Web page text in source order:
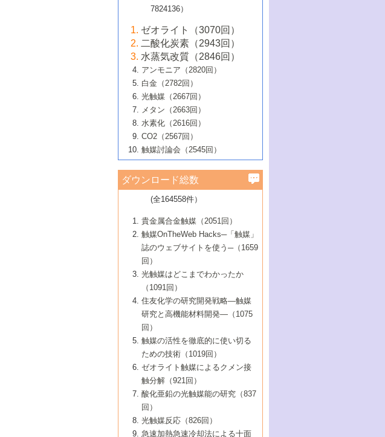
触媒技術
大学：オンライン・対面開催）
ライン開催(Zoom)のみ）
6号 メタン転換技術の最新動向
B号 第125回触媒討論会（2020年・工学
院大学）
5号 固体触媒による含窒素有機化合物変
換の最前線
6号 貴金属使用量低減に向けた自動車排
ガス浄化触媒の開発
B号 第123回触媒討論会（2019年・大阪
6号 非貴金属系触媒における電気化学的
B号 第121回触媒討論会（2018年・東京
大学）
ロセスへの適用
5号 水素のふるまいを解き明かす最先端
研究
6号 低級アルカンの有効利用のための触
媒技術
B号 第119回触媒討論会（2017年・首都
大学東京）
2号 リグニンからの化成品製造に向けた触
媒技術
3号 触媒研究の最先端～とびたて若き研究
者たち～（1）
4号 触媒研究の最先端～とびたて若き研究
者たち～（2）
5号 触媒研究の最先端～とびたて若き研究
者たち～（3）
6号 イオニクス材料と燃料電池・電解合成
の最新の研究動向
B号 第117回触媒討論会（2016年・大阪府
立大学）
2号 石油精製用触媒の最近の進展
3号 固体酸化物形燃料電池（SOFC）におけ
るアノード触媒上での燃料直接改質技術
4号 コアシェル構造の制御による触媒機能
5号 工業触媒およびその周辺技術の最近の
進歩
6号 ナノシート
B号 第115回触媒討論会（2015年・成蹊大
2号 光触媒反応機構に関する最新の研究動
向
開発動向
4号 人工光合成に向けた近年のアプローチ
5号 未利用熱エネルギーの有効活用に貢献
する触媒技術
6号 ポリオキソメタレート
B号 第113回触媒討論会（2014年・ロワジ
ールホテル豊橋）
1号 高耐久性燃料電池システム用触媒にお
ける新展開
2号 リビングラジカル重合の最近の動向
3号 天然ガスの化学工業的展開に関する触
媒技術
4号 貴金属触媒の精密構造制御とその活用
5号 バイオマス化成品製造のための固体触
6号 ナノ空間─吸着状態解析から新機能開拓
B号 第111回触媒討論会（2013年・関西大
▼54巻（2012年）
1号 規則性多孔体の利用技術における最近
の進歩
2号 第109回触媒討論会
3号 貴金属低減技術の最新動向
4号 貴金属代替技術の最新動向
5号 光触媒による物質変換反応の新展開
6号 グラフェン
7号 水素を利用する化成品合成の新潮流
▼53巻（2011年）
1号 金属学から見る合金触媒の新展開
2号 第107回触媒討論会
3号 触媒のその場観察法の進歩（１）
4号 触媒のその場観察法の進歩（２）
5号 不活性結合の触媒的活性化による有機
合成
6号 新しい固体酸触媒技術
7号 ゼオライト合成における最近の進歩
▼52巻（2010年）
1号 触媒の劣化対策と長寿命触媒開発
2号 第105回触媒討論会
3号 ナノ構造が拓く新機能
4号 活性サイトおよびその環境の精密な設
計による触媒の高機能化
5号 触媒を有効に使うための技術
7号 有機分子触媒による精密有機合成
8号 高機能化ポリオレフィンに向けた重合
触媒の最近の進展
1号 炭素材料－熱い注目を集める材料－
2号 第103回触媒討論会
3号 環境浄化用光触媒の現状と課題
4号 水素社会の実現に向けた水素製造・貯
蔵技術の進歩
5号 CO2が関わる触媒・材料
7号 持続可能社会実現のための触媒および
触媒関連技術
▼50巻（2008年）
1号 触媒化学と学会のこの10年，半世紀，
そして未来
2号 第101回触媒討論会
4号 錯体を利用したユニークな表面構造の
構築と機能
5号 若手会員による触媒研究の未来展望1：
企業編
6号 第102回触媒討論会
7号 触媒・化学反応における計算化学の進
8号 若手研究者による触媒研究の未来展望
2：大学・研究所編
▼49巻（2007年）
1号 含フッ素化合物の合成と触媒
2号 第99回触媒討論会
3号 実用的ファインケミカル合成プロセス
を実現する触媒
5号 こんな物質，あんな物質―新たな触媒
の可能性―
7号 『結晶の化学』を活かした触媒研究
8号 イオン液体の応用
▼48巻（2006年）
1号 固体酸触媒の最近の進歩
2号 第97回触媒討論会
3号 リビング重合触媒の最近の展開
5号 水素製造・貯蔵のための触媒技術の新
しい展開
6号 第98回触媒討論会
7号 基礎化学品製造の触媒技術
8号 多機能型リアクター
1号 最近の触媒担体とその効果
2号 第95回触媒討論会
4号 水分解用光触媒材料
5号 時間分解分光の進歩と応用
6号 第96回触媒討論会
8号 超臨界流体を用いた化学プロセスの新
▼46巻（2004年）
1号 部分酸化反応触媒の最前線
2号 第93回触媒討論会
3号 特殊エネルギー場の触媒反応
4号 生体内における金属の触媒作用
5号 ファインケミカルズの展開に寄与する
6号 第94回触媒討論会
7号 サブナノレベルでみた新しい表面現象
8号 オレフィン重合触媒の新たな展
▼45巻（2003年）
1号 なぜこの触媒が良いのか？
2号 第91回触媒討論会
3号 最近の自動車排ガス処理技術
4号 触媒研究の現状と将来─第90回触媒討論
5号 基礎化学品製造の触媒技術
6号 第92回触媒討論会
7号 基礎化学品製造の触媒技術
8号 資源の循環と触媒技術
▼44巻（2002年）
1号 高次制御された触媒の化学
2号 第89回触媒討論会
3号 触媒を利用した電気化学の新展開
4号 ナノ材料の調製と機能化
5号 こんな触媒が欲しい
6号 第90回触媒討論会
7号 触媒研究と学術雑誌/情報
8号 若い世代からみた触媒化学の現状と未
▼43巻（2001年）
1号 グリーンケミストリーと触媒
2号 第87回触媒討論会特集号
3号 生体触媒とバイオプロセス
4号 水素製造・利用の触媒化学
5号 触媒研究における新しい切り口：コン
ビナトリアルケミストリー
6号 第88回触媒討論会特集号
7号 企業における触媒研究のブレークスル
8号 この材料を触媒として使ってみません
▼42巻（2000年）
1号 触媒反応工学の明日を拓く
2号 第85回触媒討論会
3号 反応ダイナミクス
5号 触媒のおもしろさをどのように伝える
6号 第86回触媒討論会
7号 水素化精製触媒の新しい展開
8号 新しい反応性と機能性を目指した金属
クラスタ-化学
▼41巻（1999年）
1号 孔、穴、あな?-特異な空間とその利用-
2号 第83回触媒討論会
3号 均一系触媒反応最前線
4号 実用炭素材料の新展開
5号 研究の方法論を考える
7号 機能性金属材料と触媒
8号 触媒研究へのNMRの応用と展望
▼40巻（1998年）
進展と21世紀への提言/創立40周年記念・触
媒学会この10年の歩みとこれから/創立40周
2号 第81回触媒討論会
3号 計算機触媒化学へのさそい
4号 触媒劣化の制御と予測
5号 最新の実用プロセスと触媒
6号 第82回触媒討論会
1号 均一系と不均一系触媒反応-その特徴と
接点
2号 第79回触媒討論会
3号 最新NO除去触媒の実用化研究
4号 新しい反応場を目指した触媒調製
5号 反応・分離技術の新しい展開
6号 第80回触媒討論会
▼38巻（1996年）
1号 触媒の構造と触媒作用/C1化学を中心と
する21世紀への触媒
3号 オリンピックメダル:金・銀・銅はどん
な触媒作用を示すか
4号 触媒作用における機能の複合化
▼37巻（1995年）
1号 ファインケミカルズと固体触媒
2号 第75回触媒討論会
3号 希土類を利用した触媒
4号 触媒とリサイクル
5号 エネルギー変換触媒
▼36巻（1994年）
1号 電気化学と触媒
2号 第73回触媒討論会
3号 C4化学の展開
4号 《通常号》
▼35巻（1993年）
1号 工業触媒開発マニュアル―探索から工
業化まで
2号 第71回触媒討論会
▼34巻（1992年）
1号 インパクトを与えたこの研究
2号 第69回触媒討論会
▼33巻（1991年）
1号 触媒プロセス開発マニュアル―探索か
▼32巻（1990年）
7824136）
ゼオライト（3070回）
二酸化炭素（2943回）
水蒸気改質（2846回）
アンモニア（2820回）
白金（2782回）
光触媒（2667回）
メタン（2663回）
水素化（2616回）
CO2（2567回）
触媒討論会（2545回）
ダウンロード総数
(全164558件）
貴金属合金触媒（2051回）
触媒OnTheWeb Hacks─「触媒」
誌のウェブサイトを使う─（1659
回）
光触媒はどこまでわかったか
（1091回）
住友化学の研究開発戦略―触媒
研究と高機能材料開発―（1075
回）
触媒の活性を徹底的に使い切る
ための技術（1019回）
ゼオライト触媒によるクメン接
触分解（921回）
酸化亜鉛の光触媒能の研究（837
回）
光触媒反応（826回）
急速加熱急速冷却法による十面